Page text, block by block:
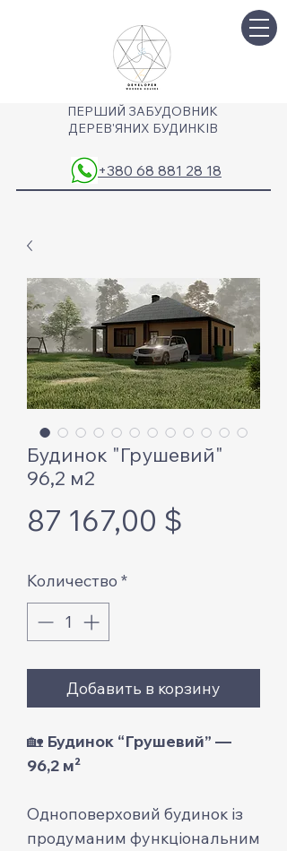
ПЕРШИЙ ЗАБУДОВНИК
ДЕРЕВ'ЯНИХ БУДИНКІВ
+380 68 881 28 18
Будинок "Грушевий"
96,2 м2
87 167,00 $
Количество *
Добавить в корзину
🏡 Будинок “Грушевий” —
96,2 м²
Одноповерховий будинок із
продуманим функціональним